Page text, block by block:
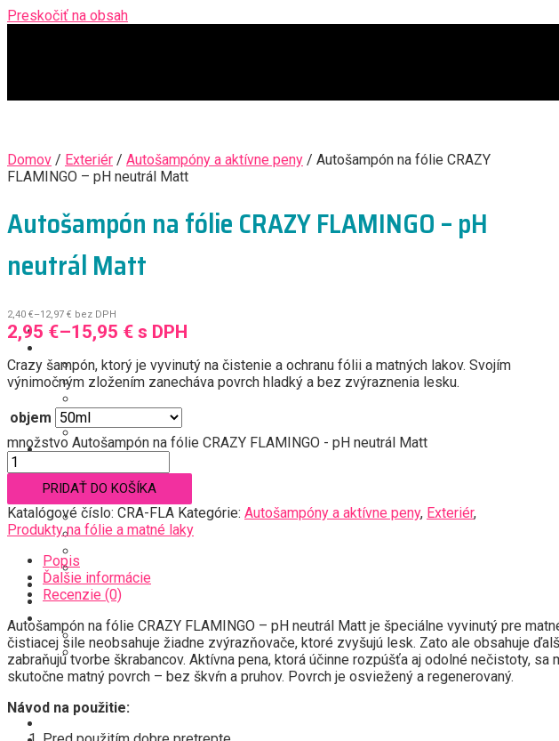
Preskočiť na obsah
Obchod
Autošampóny a aktívne peny
Čistenie/oživenie
Ochrana (vosk, NANO, keramika…)
Produkty na fólie a matné laky
Interiér
Ochrana (impregnácia…)
Darčekové poukážky
Mikrovláknové utierky, kefy
LifeStyle
Náš tím
Kontakt
Registrácia/Login
Nákupný košík
Menu
Domov / Exteriér / Autošampóny a aktívne peny / Autošampón na fólie CRAZY
FLAMINGO – pH neutrál Matt
Autošampón na fólie CRAZY FLAMINGO – pH
neutrál Matt
2,40 €–12,97 € bez DPH
2,95 €–15,95 € s DPH
Crazy šampón, ktorý je vyvinutý na čistenie a ochranu fólii a matných lakov. Svojím
výnimočným zložením zanecháva povrch hladký a bez zvýraznenia lesku.
objem
množstvo Autošampón na fólie CRAZY FLAMINGO - pH neutrál Matt
PRIDAŤ DO KOŠÍKA
Katalógové číslo: CRA-FLA Kategórie: Autošampóny a aktívne peny, Exteriér,
Produkty na fólie a matné laky
Popis
Ďalšie informácie
Recenzie (0)
Autošampón na fólie CRAZY FLAMINGO – pH neutrál Matt je špeciálne vyvinutý pre
čistiacej sile neobsahuje žiadne zvýrazňovače, ktoré zvyšujú lesk. Zato ale obsahuje
zabraňujú tvorbe škrabancov. Aktívna pena, ktorá účinne rozpúšťa aj odolné nečistoty,
skutočne matný povrch – bez škvŕn a pruhov. Povrch je osviežený a regenerovaný.
Návod na použitie: